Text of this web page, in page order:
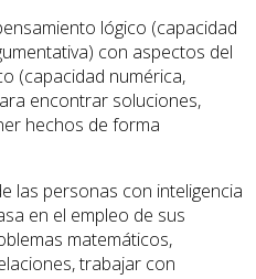
lógico (capacidad
con aspectos del
(capacidad numérica,
encontrar soluciones,
hechos de forma
las personas con inteligencia
en el empleo de sus
matemáticos,
trabajar con